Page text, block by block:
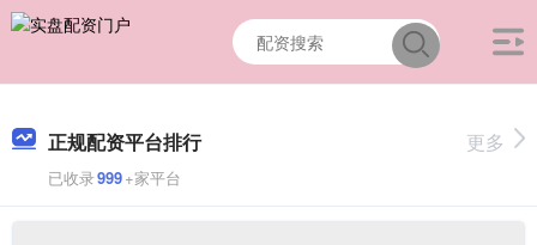
正规配资平台排行
已收录999+家平台
更多